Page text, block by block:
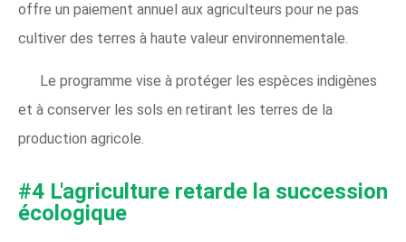
offre un paiement annuel aux agriculteurs pour ne pas
cultiver des terres à haute valeur environnementale.
Le programme vise à protéger les espèces indigènes
et à conserver les sols en retirant les terres de la
production agricole.
#4 L'agriculture retarde la succession
écologique